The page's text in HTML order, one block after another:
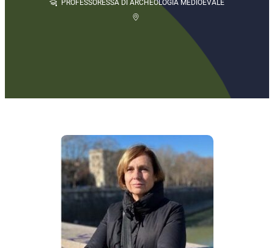
PROFESSORESSA DI ARCHEOLOGIA MEDIOEVALE